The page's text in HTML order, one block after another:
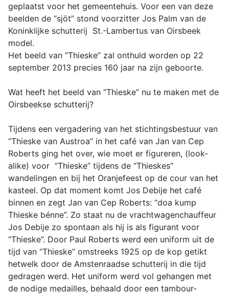
geplaatst voor het gemeentehuis. Voor een van deze
beelden de “sjöt” stond voorzitter Jos Palm van de
Koninklijke schutterij St.-Lambertus van Oirsbeek
model.
Het beeld van “Thieske” zal onthuld worden op 22
september 2013 precies 160 jaar na zijn geboorte.
Wat heeft het beeld van “Thieske” nu te maken met de
Oirsbeekse schutterij?
Tijdens een vergadering van het stichtingsbestuur van
“Thieske van Austroa” in het café van Jan van Cep
Roberts ging het over, wie moet er figureren, (look-
alike) voor “Thieske” tijdens de “Thieskes”
wandelingen en bij het Oranjefeest op de cour van het
kasteel. Op dat moment komt Jos Debije het café
binnen en zegt Jan van Cep Roberts: “doa kump
Thieske bénne”. Zo staat nu de vrachtwagenchauffeur
Jos Debije zo spontaan als hij is als figurant voor
“Thieske”. Door Paul Roberts werd een uniform uit de
tijd van “Thieske” omstreeks 1925 op de kop getikt
hetwelk door de Amstenraadse schutterij in die tijd
gedragen werd. Het uniform werd vol gehangen met
de nodige medailles, behaald door een tambour-